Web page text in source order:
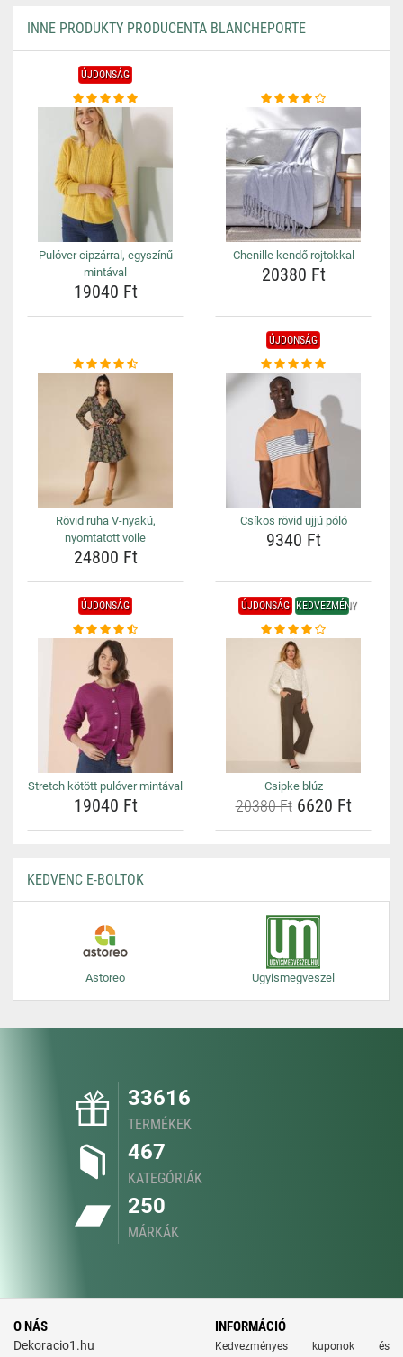
INNE PRODUKTY PRODUCENTA BLANCHEPORTE
ÚJDONSÁG
Pulóver cipzárral, egyszínű
mintával
19040 Ft
Chenille kendő rojtokkal
20380 Ft
Rövid ruha V-nyakú,
nyomtatott voile
24800 Ft
ÚJDONSÁG
Csíkos rövid ujjú póló
9340 Ft
ÚJDONSÁG
Stretch kötött pulóver mintával
19040 Ft
ÚJDONSÁG KEDVEZMÉNY
Csipke blúz
20380 Ft6620 Ft
KEDVENC E-BOLTOK
Astoreo Ugyismegveszel
33616
TERMÉKEK
467
KATEGÓRIÁK
250
MÁRKÁK
O NÁS
Dekoracio1.hu
INFORMÁCIÓ
Kedvezményes kuponok és